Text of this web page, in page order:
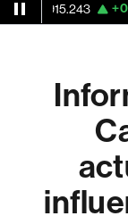
+0.49% Visa